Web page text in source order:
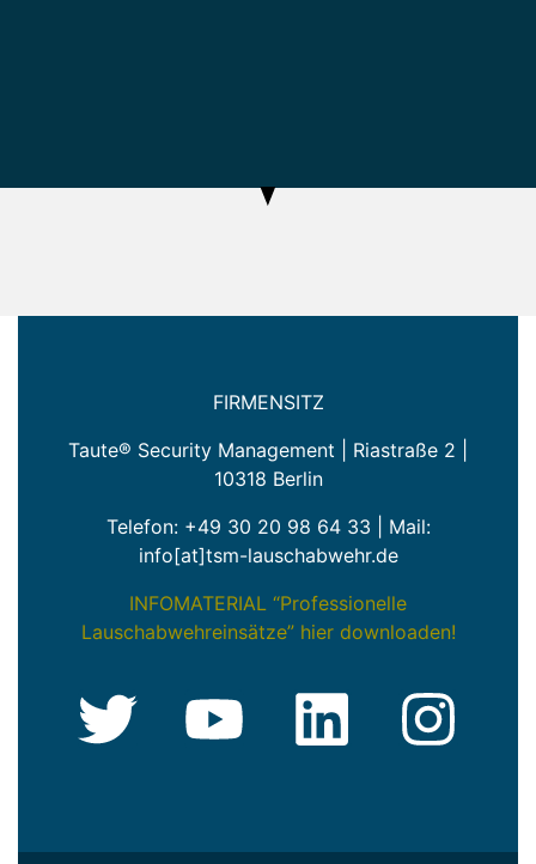
FIRMENSITZ
Taute® Security Management | Riastraße 2 |
10318 Berlin
Telefon: +49 30 20 98 64 33 | Mail:
info[at]tsm-lauschabwehr.de
INFOMATERIAL “Professionelle
Lauschabwehreinsätze” hier downloaden!